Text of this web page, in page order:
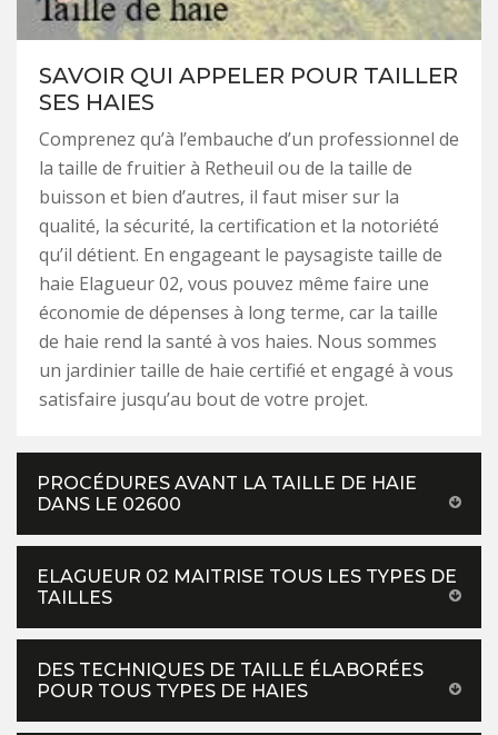
SAVOIR QUI APPELER POUR TAILLER
SES HAIES
Comprenez qu’à l’embauche d’un professionnel de
la taille de fruitier à Retheuil ou de la taille de
buisson et bien d’autres, il faut miser sur la
qualité, la sécurité, la certification et la notoriété
qu’il détient. En engageant le paysagiste taille de
haie Elagueur 02, vous pouvez même faire une
économie de dépenses à long terme, car la taille
de haie rend la santé à vos haies. Nous sommes
un jardinier taille de haie certifié et engagé à vous
satisfaire jusqu’au bout de votre projet.
PROCÉDURES AVANT LA TAILLE DE HAIE
DANS LE 02600
ELAGUEUR 02 MAITRISE TOUS LES TYPES DE
TAILLES
DES TECHNIQUES DE TAILLE ÉLABORÉES
POUR TOUS TYPES DE HAIES